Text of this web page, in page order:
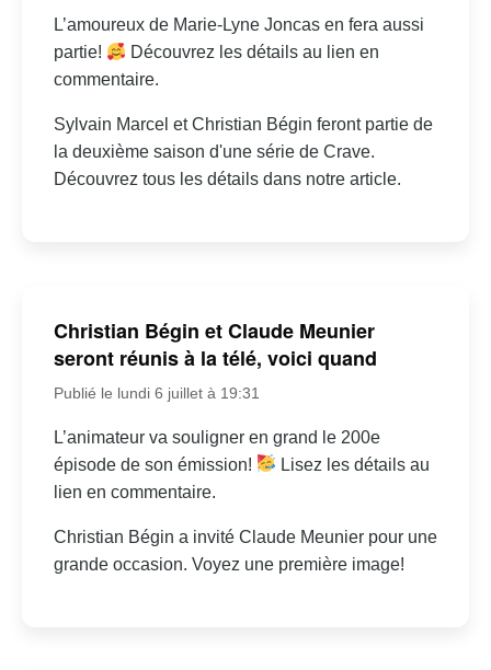
L’amoureux de Marie-Lyne Joncas en fera aussi
partie!
Découvrez les détails au lien en
commentaire.
Sylvain Marcel et Christian Bégin feront partie de
la deuxième saison d'une série de Crave.
Découvrez tous les détails dans notre article.
Christian Bégin et Claude Meunier
seront réunis à la télé, voici quand
Publié le lundi 6 juillet à 19:31
L’animateur va souligner en grand le 200e
épisode de son émission!
Lisez les détails au
lien en commentaire.
Christian Bégin a invité Claude Meunier pour une
grande occasion. Voyez une première image!